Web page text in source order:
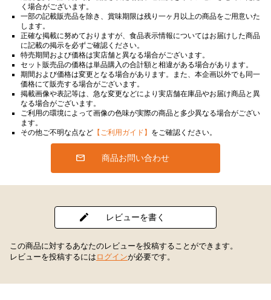
く場合がございます。
一部の記載販売品を除き、賞味期限は残り一ヶ月以上の商品をご用意いた
します。
正確な掲載に努めておりますが、食品表示情報についてはお届けした商品
に記載の掲示を必ずご確認ください。
特売期間および価格は実店舗と異なる場合がございます。
セット販売品の価格は単品購入の合計額と相違がある場合があります。
期間および価格は変更となる場合があります。また、本企画以外でも同一
価格にて販売する場合がございます。
掲載画像や表記等は、急な変更などにより実店舗在庫品やお届け商品と異
なる場合がございます。
ご利用の環境によって画像の色味が実際の商品と多少異なる場合がござい
ます。
その他ご不明な点など 【ご利用ガイド】 をご確認ください。
商品お問い合わせ
レビューを書く
この商品に対するあなたのレビューを投稿することができます。
レビューを投稿するには ログインが必要です。